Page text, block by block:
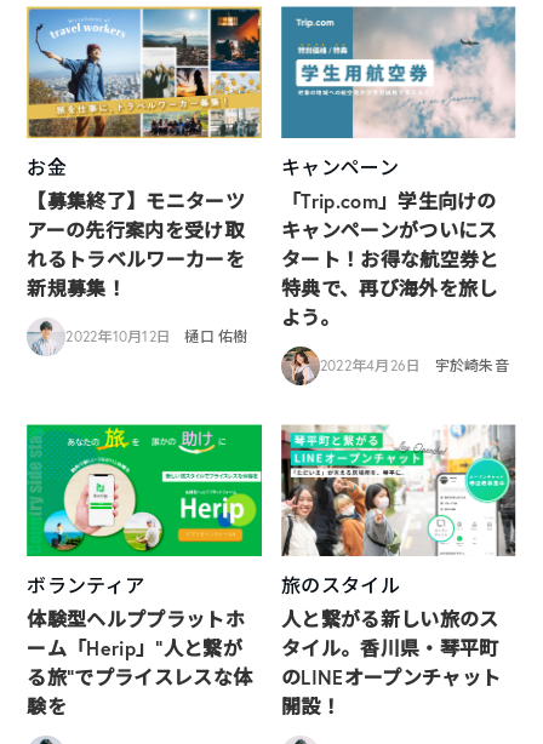
お金
【募集終了】モニターツ
アーの先行案内を受け取
れるトラベルワーカーを
新規募集！
2022年10月12日 樋口 佑樹
キャンペーン
「Trip.com」学生向けの
キャンペーンがついにス
タート！お得な航空券と
特典で、再び海外を旅し
よう。
2022年4月26日 宇於崎朱音
ボランティア
体験型ヘルププラットホ
ーム「Herip」“人と繋が
る旅”でプライスレスな体
験を
旅のスタイル
人と繋がる新しい旅のス
タイル。香川県・琴平町
のLINEオープンチャット
開設！